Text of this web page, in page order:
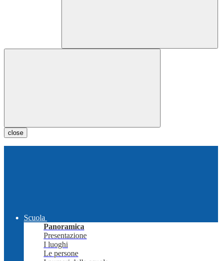
close
Scuola
Panoramica
Presentazione
I luoghi
Le persone